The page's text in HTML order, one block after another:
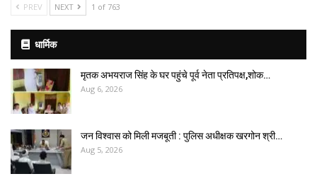
PREV NEXT 1 of 763
धार्मिक
मृतक अभयराज सिंह के घर पहुंचे पूर्व नेता प्रतिपक्ष,शोक…
Aug 6, 2026
जन विश्वास को मिली मजबूती : पुलिस अधीक्षक खरगोन श्री…
Aug 5, 2026